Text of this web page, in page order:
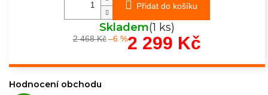
Přidat do košíku
Skladem(1 ks)
2 468 Kč –6 %2 299 Kč
Hodnocení obchodu